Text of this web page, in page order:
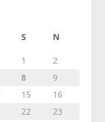
S N
1
2
8
9
15
16
22
23